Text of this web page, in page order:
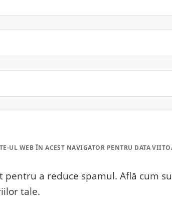
UL WEB ÎN ACEST NAVIGATOR PENTRU DATA
pentru a reduce spamul. Află cum
tale.